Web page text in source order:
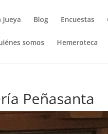
Jueya Blog Encuestas
somos Hemeroteca
Peñasanta